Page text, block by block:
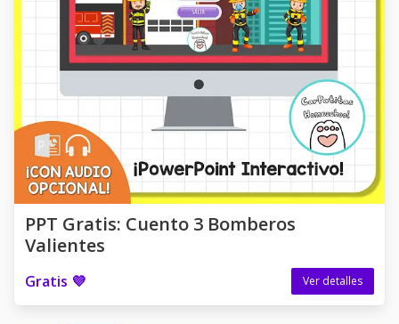
PPT Gratis: Cuento 3 Bomberos
Valientes
Gratis 💜 Ver detalles